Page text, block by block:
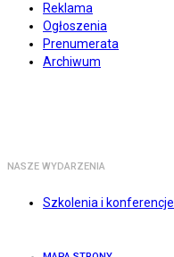
Reklama
Ogłoszenia
Prenumerata
Archiwum
NASZE WYDARZENIA
Szkolenia i konferencje